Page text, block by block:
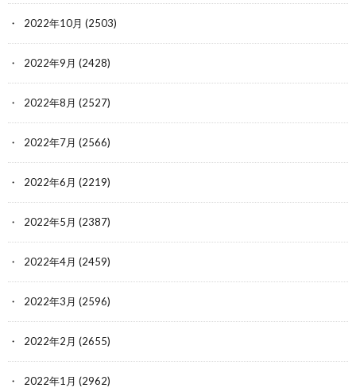
2022年10月 (2503)
2022年9月 (2428)
2022年8月 (2527)
2022年7月 (2566)
2022年6月 (2219)
2022年5月 (2387)
2022年4月 (2459)
2022年3月 (2596)
2022年2月 (2655)
2022年1月 (2962)